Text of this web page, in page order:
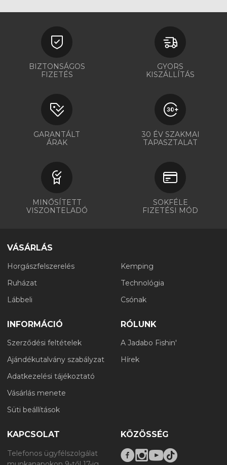
BIZTONSÁGOS
FIZETÉS
GYORS
KISZÁLLÍTÁS
GARANTÁLT
ÁRAK
30 ÉV SZAKMAI
TAPASZTALAT
MINŐSÍTETT
VISZONTELADÓ
SOKFÉLE
FIZETÉSI MÓD
VÁSÁRLÁS
Horgászfelszerelés
Ruházat
Lábbeli
Kemping
Technológia
Csónak
INFORMÁCIÓ
Szerződési feltételek
Ajándékutalvány szabályzat
Adatkezelési tájékoztató
Vásárlás menete
Süti beállítások
RÓLUNK
A Jadabo Fishin'
Hírek
KAPCSOLAT
Telefonos ügyfélszolgálat
KÖZÖSSÉG